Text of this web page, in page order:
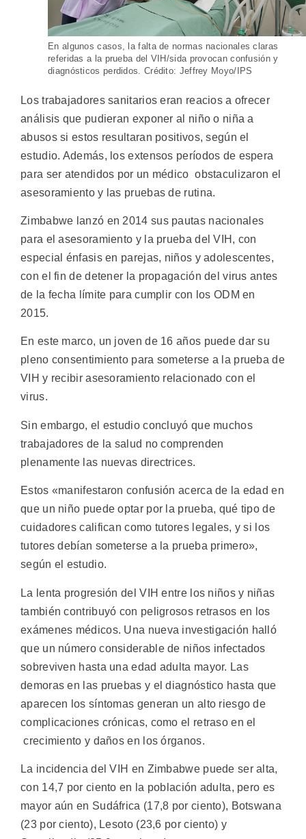
En algunos casos, la falta de normas nacionales claras
referidas a la prueba del VIH/sida provocan confusión y
diagnósticos perdidos. Crédito: Jeffrey Moyo/IPS
Los trabajadores sanitarios eran reacios a ofrecer
análisis que pudieran exponer al niño o niña a
abusos si estos resultaran positivos, según el
estudio. Además, los extensos períodos de espera
para ser atendidos por un médico obstaculizaron el
asesoramiento y las pruebas de rutina.
Zimbabwe lanzó en 2014 sus pautas nacionales
para el asesoramiento y la prueba del VIH, con
especial énfasis en parejas, niños y adolescentes,
con el fin de detener la propagación del virus antes
de la fecha límite para cumplir con los ODM en
2015.
En este marco, un joven de 16 años puede dar su
pleno consentimiento para someterse a la prueba de
VIH y recibir asesoramiento relacionado con el
virus.
Sin embargo, el estudio concluyó que muchos
trabajadores de la salud no comprenden
plenamente las nuevas directrices.
Estos «manifestaron confusión acerca de la edad en
que un niño puede optar por la prueba, qué tipo de
cuidadores califican como tutores legales, y si los
tutores debían someterse a la prueba primero»,
según el estudio.
La lenta progresión del VIH entre los niños y niñas
también contribuyó con peligrosos retrasos en los
exámenes médicos. Una nueva investigación halló
que un número considerable de niños infectados
sobreviven hasta una edad adulta mayor. Las
demoras en las pruebas y el diagnóstico hasta que
aparecen los síntomas generan un alto riesgo de
complicaciones crónicas, como el retraso en el
crecimiento y daños en los órganos.
La incidencia del VIH en Zimbabwe puede ser alta,
con 14,7 por ciento en la población adulta, pero es
mayor aún en Sudáfrica (17,8 por ciento), Botswana
(23 por ciento), Lesoto (23,6 por ciento) y